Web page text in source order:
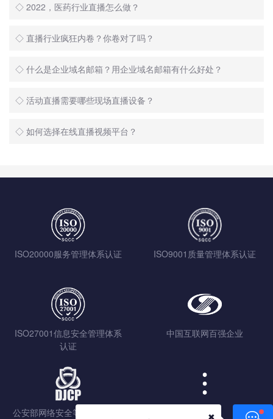
◇ 2022，医药行业直播怎么做？
◇ 直播行业疯狂内卷？你卷对了吗？
◇ 什么是企业域名邮箱？用企业域名邮箱有什么好处？
◇ 活动直播需要哪些现场直播设备？
◇ 如何选择在线直播视频平台？
ISO20000服务管理体系认证 ISO9001质量管理体系认证
ISO27001信息安全管理体系
认证
中国互联网百强企业
公安部网络安全等级保护认证
查看更多
✖